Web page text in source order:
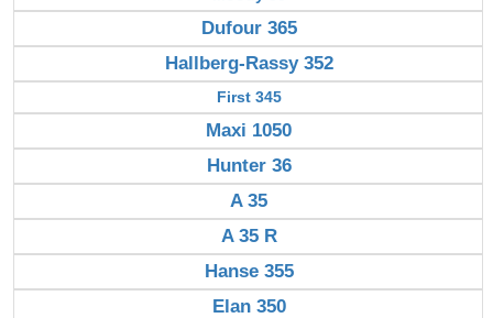
Dufour 365
Hallberg-Rassy 352
First 345
Maxi 1050
Hunter 36
A 35
A 35 R
Hanse 355
Elan 350